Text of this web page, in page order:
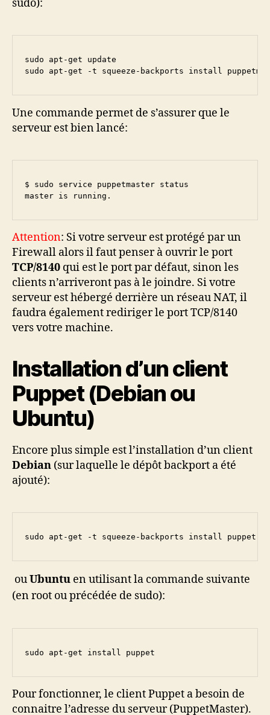
sudo):
sudo apt-get update
sudo apt-get -t squeeze-backports install
Une commande permet de s’assurer que le
serveur est bien lancé:
$ sudo service puppetmaster status
master is running.
Attention: Si votre serveur est protégé par un
Firewall alors il faut penser à ouvrir le port
TCP/8140 qui est le port par défaut, sinon les
clients n’arriveront pas à le joindre. Si votre
serveur est hébergé derrière un réseau NAT, il
faudra également rediriger le port TCP/8140
vers votre machine.
Installation d’un client
Puppet (Debian ou
Ubuntu)
Encore plus simple est l’installation d’un client
Debian (sur laquelle le dépôt backport a été
ajouté):
sudo apt-get -t squeeze-backports install puppet
ouUbuntu en utilisant la commande suivante
(en root ou précédée de sudo):
sudo apt-get install puppet
Pour fonctionner, le client Puppet a besoin de
connaitre l’adresse du serveur (PuppetMaster).